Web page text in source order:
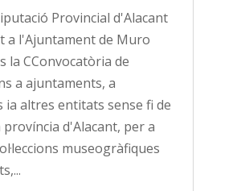
Provincial d'Alacant
a l'Ajuntament de Muro
la CConvocatòria de
a ajuntaments, a
ia altres entitats sense fi de
província d'Alacant, per a
museogràfiques